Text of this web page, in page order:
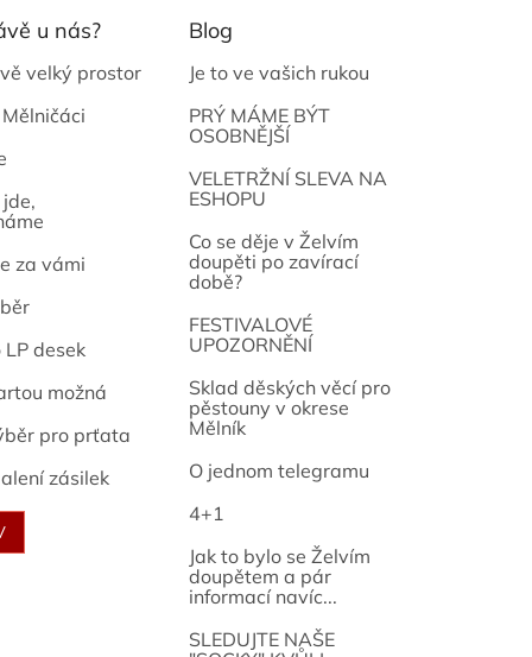
u nás?
velký prostor
za vámi
desek
možná
pro prťata
zásilek
Blog
Je to ve vašich rukou
PRÝ MÁME BÝT
OSOBNĚJŠÍ
VELETRŽNÍ SLEVA NA
ESHOPU
Co se děje v Želvím
doupěti po zavírací
době?
FESTIVALOVÉ
UPOZORNĚNÍ
Sklad děských věcí pro
pěstouny v okrese
Mělník
O jednom telegramu
4+1
Jak to bylo se Želvím
doupětem a pár
informací navíc...
SLEDUJTE NAŠE